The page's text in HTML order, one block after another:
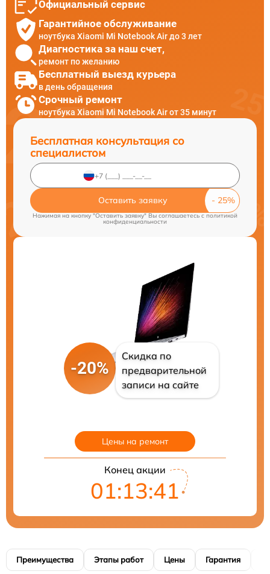
Официальный сервис
Гарантийное обслуживание
ноутбука Xiaomi Mi Notebook Air до 3 лет
Диагностика за наш счет,
ремонт по желанию
Бесплатный выезд курьера
в день обращения
Срочный ремонт
ноутбука Xiaomi Mi Notebook Air от 35 минут
Бесплатная консультация со
специалистом
Оставить заявку
Нажимая на кнопку "Оставить заявку" Вы соглашаетесь cполитикой
конфиденциальности
-20%
Скидка по
предварительной
записи на сайте
Цены на ремонт
Конец акции
01:13:40
Преимущества Этапы работ Цены Гарантия